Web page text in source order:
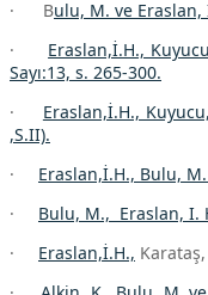
· Bulu, M. ve Eraslan,
· Eraslan,İ.H.,
Sayı:13, s. 265-300.
· Eraslan,İ.H.,
,S.II).
· Eraslan,İ.H., Bulu,
· Bulu, M., Eraslan, I.
· Eraslan,İ.H.,